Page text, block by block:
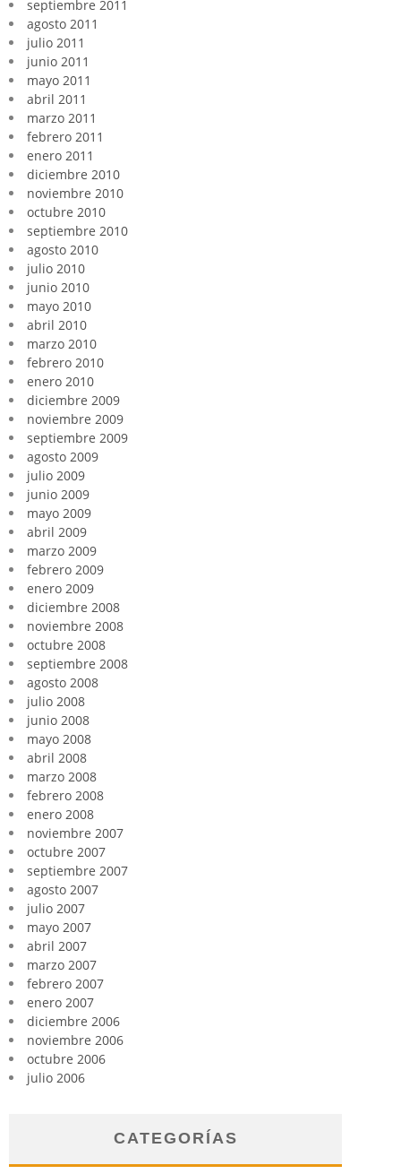
septiembre 2011
agosto 2011
julio 2011
junio 2011
mayo 2011
abril 2011
marzo 2011
febrero 2011
enero 2011
diciembre 2010
noviembre 2010
octubre 2010
septiembre 2010
agosto 2010
julio 2010
junio 2010
mayo 2010
abril 2010
marzo 2010
febrero 2010
enero 2010
diciembre 2009
noviembre 2009
septiembre 2009
agosto 2009
julio 2009
junio 2009
mayo 2009
abril 2009
marzo 2009
febrero 2009
enero 2009
diciembre 2008
noviembre 2008
octubre 2008
septiembre 2008
agosto 2008
julio 2008
junio 2008
mayo 2008
abril 2008
marzo 2008
febrero 2008
enero 2008
noviembre 2007
octubre 2007
septiembre 2007
agosto 2007
julio 2007
mayo 2007
abril 2007
marzo 2007
febrero 2007
enero 2007
diciembre 2006
noviembre 2006
octubre 2006
julio 2006
CATEGORÍAS